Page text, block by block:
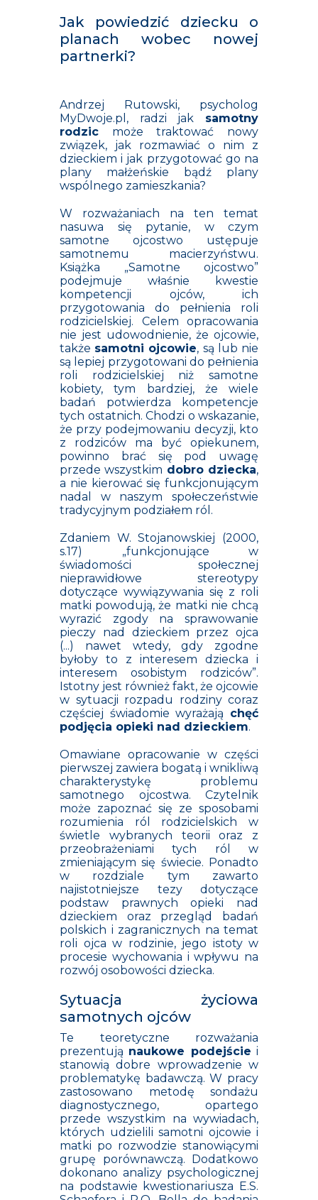
Jak powiedzić dziecku o
planach wobec nowej
partnerki?
Andrzej Rutowski, psycholog
MyDwoje.pl, radzi jak samotny
rodzic może traktować nowy
związek, jak rozmawiać o nim z
dzieckiem i jak przygotować go na
plany małżeńskie bądź plany
wspólnego zamieszkania?
W rozważaniach na ten temat
nasuwa się pytanie, w czym
samotne ojcostwo ustępuje
samotnemu macierzyństwu.
Książka „Samotne ojcostwo”
podejmuje właśnie kwestie
kompetencji ojców, ich
przygotowania do pełnienia roli
rodzicielskiej. Celem opracowania
nie jest udowodnienie, że ojcowie,
także samotni ojcowie, są lub nie
są lepiej przygotowani do pełnienia
roli rodzicielskiej niż samotne
kobiety, tym bardziej, że wiele
badań potwierdza kompetencje
tych ostatnich. Chodzi o wskazanie,
że przy podejmowaniu decyzji, kto
z rodziców ma być opiekunem,
powinno brać się pod uwagę
przede wszystkim dobro dziecka,
a nie kierować się funkcjonującym
nadal w naszym społeczeństwie
tradycyjnym podziałem ról.
Zdaniem W. Stojanowskiej (2000,
s.17) „funkcjonujące w
świadomości społecznej
nieprawidłowe stereotypy
dotyczące wywiązywania się z roli
matki powodują, że matki nie chcą
wyrazić zgody na sprawowanie
pieczy nad dzieckiem przez ojca
(...) nawet wtedy, gdy zgodne
byłoby to z interesem dziecka i
interesem osobistym rodziców”.
Istotny jest również fakt, że ojcowie
w sytuacji rozpadu rodziny coraz
częściej świadomie wyrażają chęć
podjęcia opieki nad dzieckiem.
Omawiane opracowanie w części
pierwszej zawiera bogatą i wnikliwą
charakterystykę problemu
samotnego ojcostwa. Czytelnik
może zapoznać się ze sposobami
rozumienia ról rodzicielskich w
świetle wybranych teorii oraz z
przeobrażeniami tych ról w
zmieniającym się świecie. Ponadto
w rozdziale tym zawarto
najistotniejsze tezy dotyczące
podstaw prawnych opieki nad
dzieckiem oraz przegląd badań
polskich i zagranicznych na temat
roli ojca w rodzinie, jego istoty w
procesie wychowania i wpływu na
rozwój osobowości dziecka.
Sytuacja życiowa
samotnych ojców
Te teoretyczne rozważania
prezentują naukowe podejście i
stanowią dobre wprowadzenie w
problematykę badawczą. W pracy
zastosowano metodę sondażu
diagnostycznego, opartego
przede wszystkim na wywiadach,
których udzielili samotni ojcowie i
matki po rozwodzie stanowiącymi
grupę porównawczą. Dodatkowo
dokonano analizy psychologicznej
na podstawie kwestionariusza E.S.